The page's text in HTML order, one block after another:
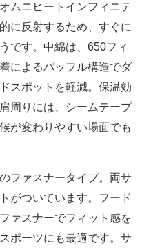
ムニヒートインフィニテ
に反射するため、すぐに
です。中綿は、650フィ
によるバッフル構造でダ
スポットを軽減。保温効
周りには、シームテープ
が変わりやすい場面でも
ファスナータイプ。両サ
がついています。フード
ァスナーでフィット感を
ポーツにも最適です。サ